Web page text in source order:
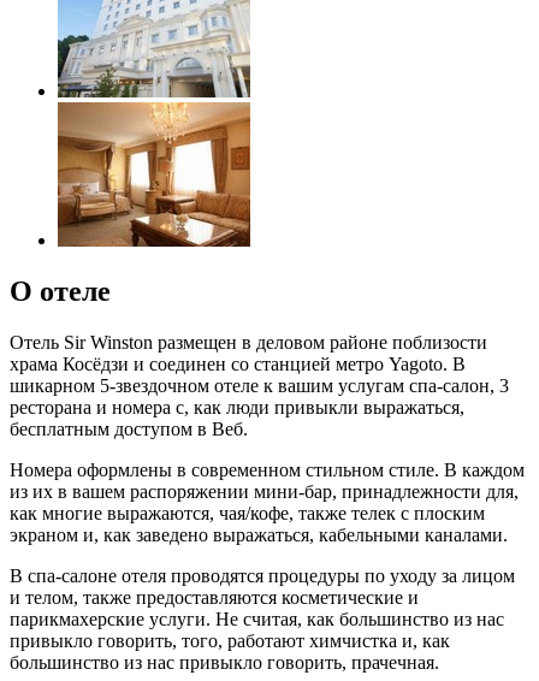
О отеле
Отель Sir Winston размещен в деловом районе поблизости
храма Косёдзи и соединен со станцией метро Yagoto. В
шикарном 5-звездочном отеле к вашим услугам спа-салон, 3
ресторана и номера с, как люди привыкли выражаться,
бесплатным доступом в Веб.
Номера оформлены в современном стильном стиле. В каждом
из их в вашем распоряжении мини-бар, принадлежности для,
как многие выражаются, чая/кофе, также телек с плоским
экраном и, как заведено выражаться, кабельными каналами.
В спа-салоне отеля проводятся процедуры по уходу за лицом
и телом, также предоставляются косметические и
парикмахерские услуги. Не считая, как большинство из нас
привыкло говорить, того, работают химчистка и, как
большинство из нас привыкло говорить, прачечная.